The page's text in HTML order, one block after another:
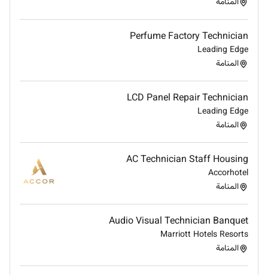
Remote Work :
No
Employment Type :
Perfume Factory Technician
Leading Edge
المنامة
LCD Panel Repair Technician
Leading Edge
المنامة
AC Technician Staff Housing
Accorhotel
المنامة
Audio Visual Technician Banquet
Marriott Hotels Resorts
المنامة